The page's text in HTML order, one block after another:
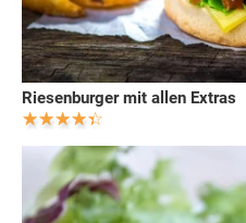
Riesenburger mit allen Extras